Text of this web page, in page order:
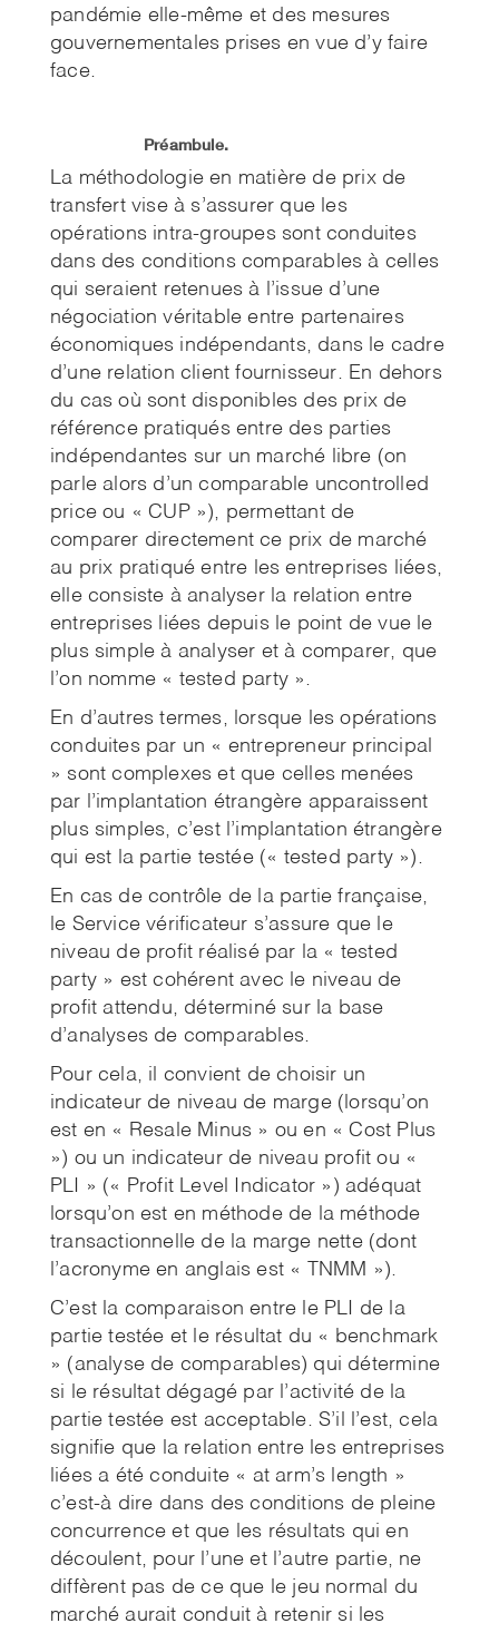
pandémie elle-même et des mesures
gouvernementales prises en vue d’y faire
face.
Préambule.
La méthodologie en matière de prix de
transfert vise à s’assurer que les
opérations intra-groupes sont conduites
dans des conditions comparables à celles
qui seraient retenues à l’issue d’une
négociation véritable entre partenaires
économiques indépendants, dans le cadre
d’une relation client fournisseur. En dehors
du cas où sont disponibles des prix de
référence pratiqués entre des parties
indépendantes sur un marché libre (on
parle alors d’un comparable uncontrolled
price ou « CUP »), permettant de
comparer directement ce prix de marché
au prix pratiqué entre les entreprises liées,
elle consiste à analyser la relation entre
entreprises liées depuis le point de vue le
plus simple à analyser et à comparer, que
l’on nomme « tested party ».
En d’autres termes, lorsque les opérations
conduites par un « entrepreneur principal
» sont complexes et que celles menées
par l’implantation étrangère apparaissent
plus simples, c’est l’implantation étrangère
qui est la partie testée (« tested party »).
En cas de contrôle de la partie française,
le Service vérificateur s’assure que le
niveau de profit réalisé par la « tested
party » est cohérent avec le niveau de
profit attendu, déterminé sur la base
d’analyses de comparables.
Pour cela, il convient de choisir un
indicateur de niveau de marge (lorsqu’on
est en « Resale Minus » ou en « Cost Plus
») ou un indicateur de niveau profit ou «
PLI » (« Profit Level Indicator ») adéquat
lorsqu’on est en méthode de la méthode
transactionnelle de la marge nette (dont
l’acronyme en anglais est « TNMM »).
C’est la comparaison entre le PLI de la
partie testée et le résultat du « benchmark
» (analyse de comparables) qui détermine
si le résultat dégagé par l’activité de la
partie testée est acceptable. S’il l’est, cela
signifie que la relation entre les entreprises
liées a été conduite « at arm’s length »
c’est-à dire dans des conditions de pleine
concurrence et que les résultats qui en
découlent, pour l’une et l’autre partie, ne
diffèrent pas de ce que le jeu normal du
marché aurait conduit à retenir si les